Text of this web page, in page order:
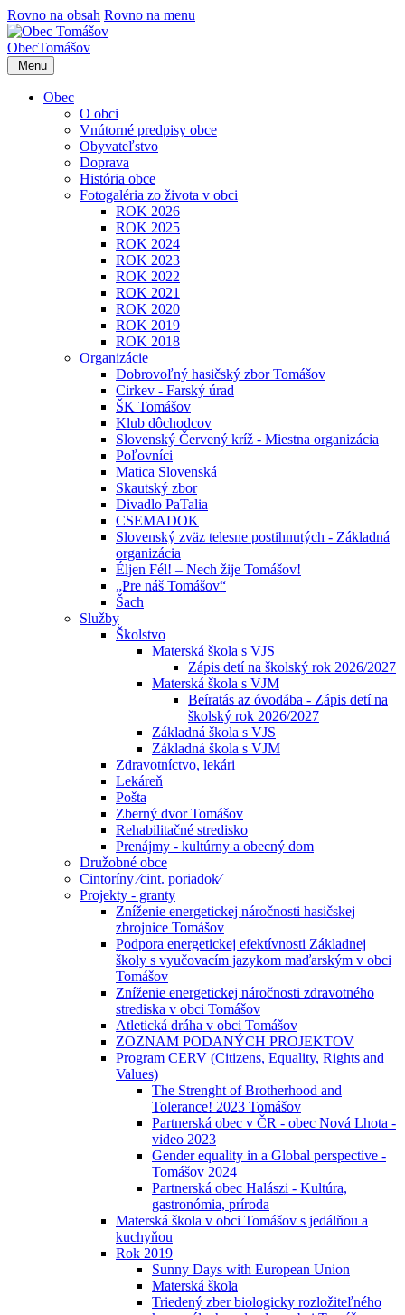
Rovno na obsah Rovno na menu
ObecTomášov
Menu
Obec
O obci
Vnútorné predpisy obce
Obyvateľstvo
Doprava
História obce
Fotogaléria zo života v obci
ROK 2026
ROK 2025
ROK 2024
ROK 2023
ROK 2022
ROK 2021
ROK 2020
ROK 2019
ROK 2018
Organizácie
Dobrovoľný hasičský zbor Tomášov
Cirkev - Farský úrad
ŠK Tomášov
Klub dôchodcov
Slovenský Červený kríž - Miestna organizácia
Poľovníci
Matica Slovenská
Skautský zbor
Divadlo PaTalia
CSEMADOK
Slovenský zväz telesne postihnutých - Základná
organizácia
Éljen Fél! – Nech žije Tomášov!
„Pre náš Tomášov“
Šach
Služby
Školstvo
Materská škola s VJS
Zápis detí na školský rok 2026/2027
Materská škola s VJM
Beíratás az óvodába - Zápis detí na
školský rok 2026/2027
Základná škola s VJS
Základná škola s VJM
Zdravotníctvo, lekári
Lekáreň
Pošta
Zberný dvor Tomášov
Rehabilitačné stredisko
Prenájmy - kultúrny a obecný dom
Družobné obce
Cintoríny ⁄cint. poriadok⁄
Projekty - granty
Zníženie energetickej náročnosti hasičskej
zbrojnice Tomášov
Podpora energetickej efektívnosti Základnej
školy s vyučovacím jazykom maďarským v obci
Tomášov
Zníženie energetickej náročnosti zdravotného
strediska v obci Tomášov
Atletická dráha v obci Tomášov
ZOZNAM PODANÝCH PROJEKTOV
Program CERV (Citizens, Equality, Rights and
Values)
The Strenght of Brotherhood and
Tolerance! 2023 Tomášov
Partnerská obec v ČR - obec Nová Lhota -
video 2023
Gender equality in a Global perspective -
Tomášov 2024
Partnerská obec Halászi - Kultúra,
gastronómia, príroda
Materská škola v obci Tomášov s jedálňou a
kuchyňou
Rok 2019
Sunny Days with European Union
Materská škola
Triedený zber biologicky rozložiteľného